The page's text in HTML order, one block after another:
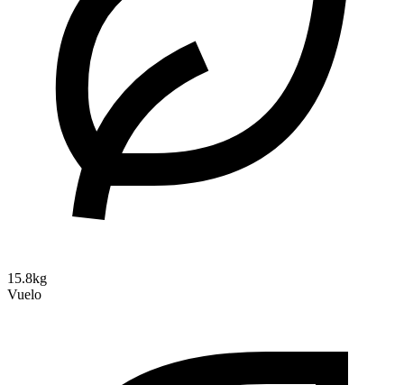
15.8kg
Vuelo